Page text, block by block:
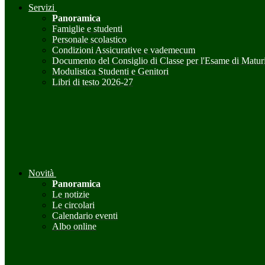
Servizi
Panoramica
Famiglie e studenti
Personale scolastico
Condizioni Assicurative e vademecum
Documento del Consiglio di Classe per l'Esame di
Modulistica Studenti e Genitori
Libri di testo 2026-27
Novità
Panoramica
Le notizie
Le circolari
Calendario eventi
Albo online